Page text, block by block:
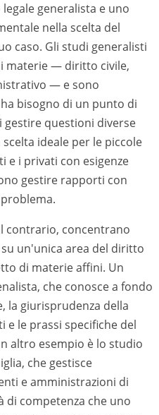
generalista e uno
nella scelta del
caso. Gli studi generalisti
materie — diritto civile,
— e sono
bisogno di un punto di
questioni diverse
ideale per le piccole
e i privati con esigenze
gestire rapporti con
contrario, concentrano
un'unica area del diritto
di materie affini. Un
che conosce a fondo
la giurisprudenza della
e le prassi specifiche del
altro esempio è lo studio
che gestisce
e amministrazioni di
competenza che uno